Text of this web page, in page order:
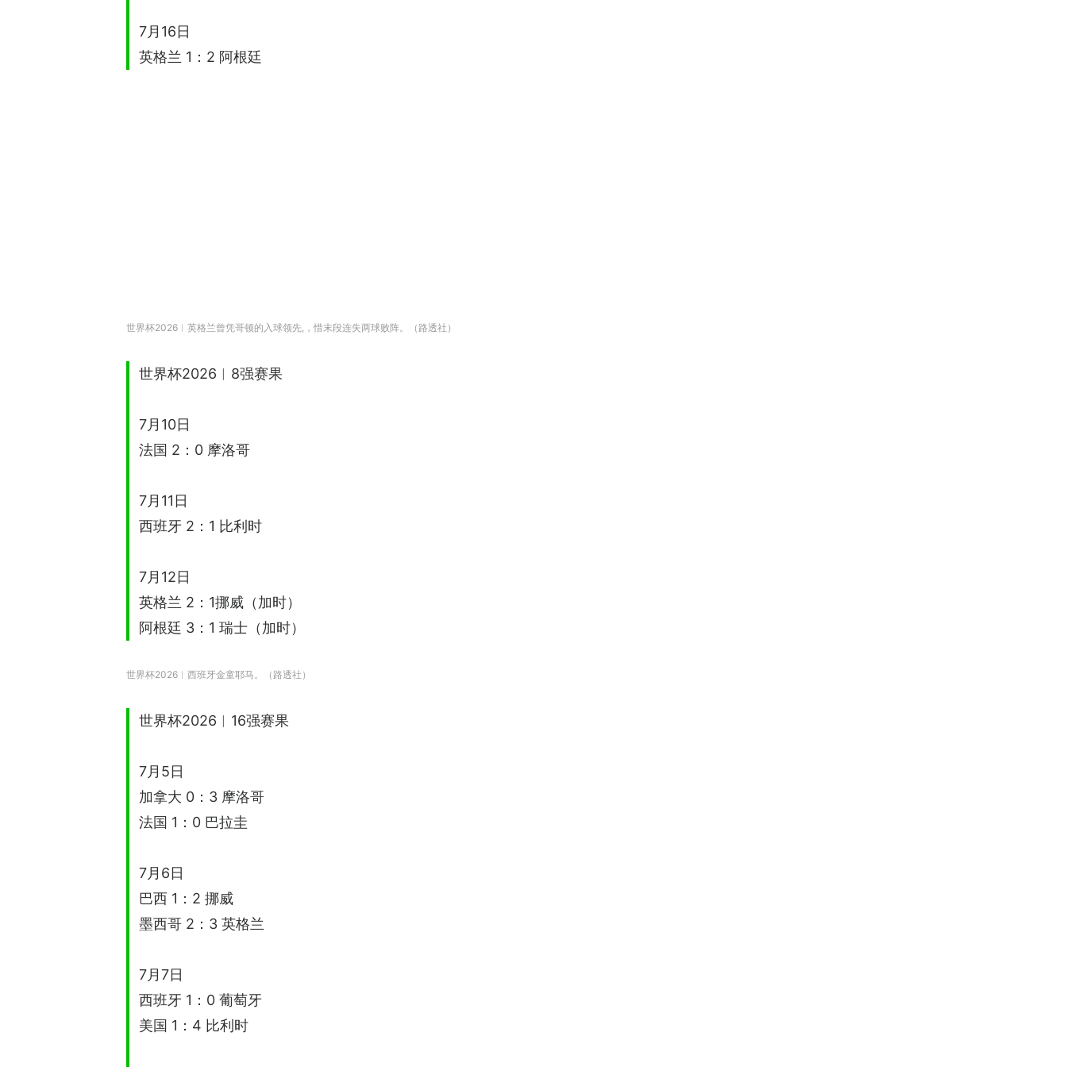
7月16日
英格兰 1：2 阿根廷
世界杯2026︱英格兰曾凭哥顿的入球领先,，惜末段连失两球败阵。（路透社）
世界杯2026︱8强赛果
7月10日
法国 2：0 摩洛哥
7月11日
西班牙 2：1 比利时
7月12日
英格兰 2：1挪威（加时）
阿根廷 3：1 瑞士（加时）
世界杯2026︱西班牙金童耶马。（路透社）
世界杯2026︱16强赛果
7月5日
加拿大 0：3 摩洛哥
法国 1：0 巴拉圭
7月6日
巴西 1：2 挪威
墨西哥 2：3 英格兰
7月7日
西班牙 1：0 葡萄牙
美国 1：4 比利时